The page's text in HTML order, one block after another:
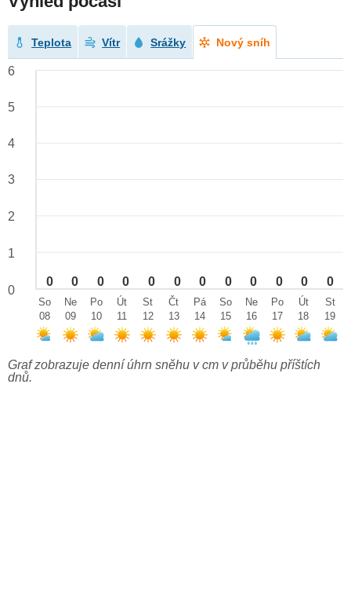
Teplota Vítr Srážky Nový sníh
0 0 0 0 0 0 0 0 0 0 0 0
6
5
4
3
2
1
0
So
08
Ne
09
Po
10
Út
11
St
12
Čt
13
Pá
14
So
15
Ne
16
Po
17
Út
18
St
19
Graf zobrazuje denní úhrn sněhu v cm v průběhu příštích
dnů.